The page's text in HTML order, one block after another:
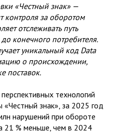
«Честный знак» —
контроля за оборотом
отслеживать путь
конечного потребителя.
уникальный код Data
о происхождении,
поставок.
технологий
знак», за 2025 год
нарушений при обороте
21 % меньше, чем в 2024